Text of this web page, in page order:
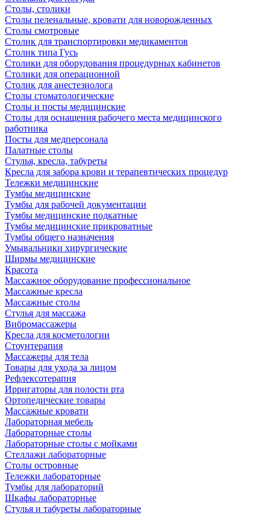
Столы, столики
Столы пеленальные, кровати для новорожденных
Столы смотровые
Столик для транспортировки медикаментов
Столик типа Гусь
Столики для оборудования процедурных кабинетов
Столики для операционной
Столик для анестезиолога
Столы стоматологические
Столы и посты медицинские
Столы для оснащения рабочего места медицинского
работника
Посты для медперсонала
Палатные столы
Стулья, кресла, табуреты
Кресла для забора крови и терапевтических процедур
Тележки медицинские
Тумбы медицинские
Тумбы для рабочей документации
Тумбы медицинские подкатные
Тумбы медицинские прикроватные
Тумбы общего назначения
Умывальники хирургические
Ширмы медицинские
Красота
Массажное оборудование профессиональное
Массажные кресла
Массажные столы
Стулья для массажа
Вибромассажеры
Кресла для косметологии
Стоунтерапия
Массажеры для тела
Товары для ухода за лицом
Рефлексотерапия
Ирригаторы для полости рта
Ортопедические товары
Массажные кровати
Лабораторная мебель
Лабораторные столы
Лабораторные столы с мойками
Стеллажи лабораторные
Столы островные
Тележки лабораторные
Тумбы для лабораторий
Шкафы лабораторные
Стулья и табуреты лабораторные